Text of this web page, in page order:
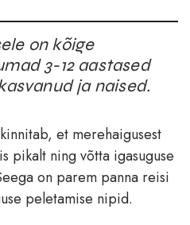
on kõige
3-12 aastased
ja naised.
et merehaigusest
pikalt ning võtta igasuguse
on parem panna reisi
peletamise nipid.